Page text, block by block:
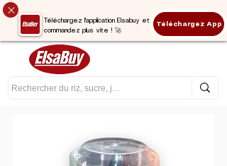
Téléchargez l'application Elsabuy et
commandez plus vite ! 🚀
Téléchargez App